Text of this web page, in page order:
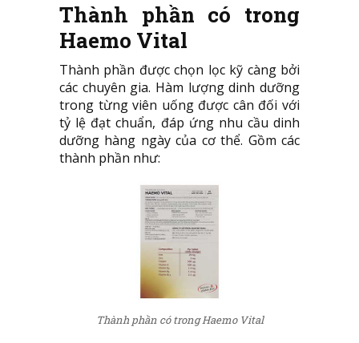
Thành phần có trong
Haemo Vital
Thành phần được chọn lọc kỹ càng bởi
các chuyên gia. Hàm lượng dinh dưỡng
trong từng viên uống được cân đối với
tỷ lệ đạt chuẩn, đáp ứng nhu cầu dinh
dưỡng hàng ngày của cơ thể. Gồm các
thành phần như:
Thành phần có trong Haemo Vital